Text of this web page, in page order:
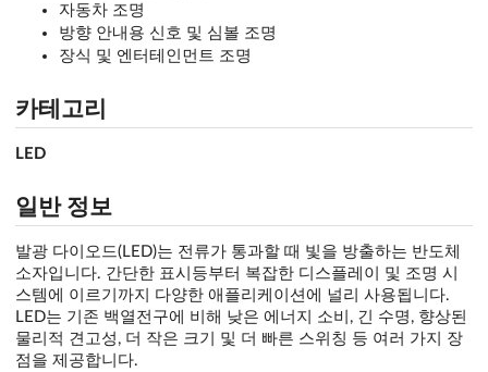
자동차 조명
방향 안내용 신호 및 심볼 조명
장식 및 엔터테인먼트 조명
카테고리
LED
일반 정보
발광 다이오드(LED)는 전류가 통과할 때 빛을 방출하는 반도체
소자입니다. 간단한 표시등부터 복잡한 디스플레이 및 조명 시
스템에 이르기까지 다양한 애플리케이션에 널리 사용됩니다.
LED는 기존 백열전구에 비해 낮은 에너지 소비, 긴 수명, 향상된
물리적 견고성, 더 작은 크기 및 더 빠른 스위칭 등 여러 가지 장
점을 제공합니다.